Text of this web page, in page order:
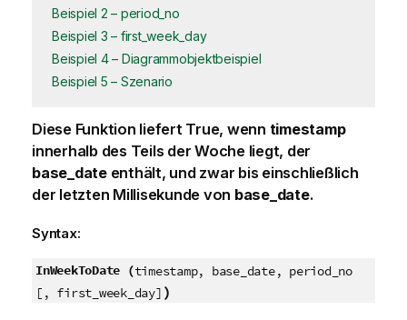
Beispiel 2 – period_no
Beispiel 3 – first_week_day
Beispiel 4 – Diagrammobjektbeispiel
Beispiel 5 – Szenario
Diese Funktion liefert True, wenn timestamp
innerhalb des Teils der Woche liegt, der
base_dateenthält, und zwar bis einschließlich
der letzten Millisekunde von base_date.
Syntax:
InWeekToDate (timestamp, base_date, period_no
[, first_week_day] )